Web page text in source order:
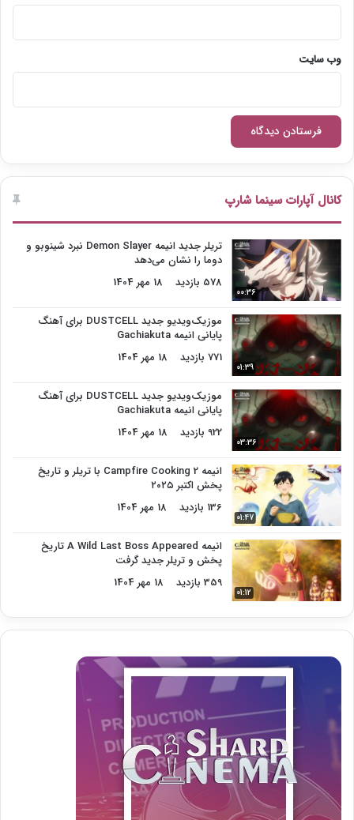
وب‌ سایت
کانال آپارات سینما شارپ
00:36
تریلر جدید انیمه Demon Slayer نبرد شینوبو و
دوما را نشان می‌دهد
578 بازدید
18 مهر 1404
01:39
موزیک‌ویدیو جدید DUSTCELL برای آهنگ
پایانی انیمه Gachiakuta
771 بازدید
18 مهر 1404
03:36
موزیک‌ویدیو جدید DUSTCELL برای آهنگ
پایانی انیمه Gachiakuta
922 بازدید
18 مهر 1404
01:47
انیمه Campfire Cooking 2 با تریلر و تاریخ
پخش اکتبر ۲۰۲۵
136 بازدید
18 مهر 1404
01:12
انیمه A Wild Last Boss Appeared تاریخ
پخش و تریلر جدید گرفت
359 بازدید
18 مهر 1404